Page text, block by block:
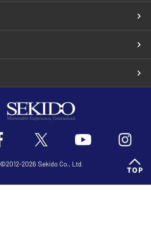
©2012-2026 Sekido Co., Ltd.